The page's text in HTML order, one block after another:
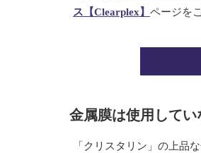
ス【Clearplex】 ページを
金属膜は使用して
「クリスタリン」の上品